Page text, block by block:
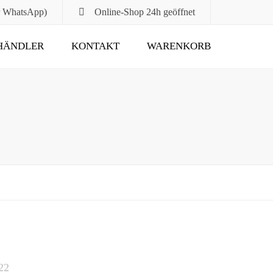
Online-Shop 24h geöffnet
Submit
KONTAKT WARENKORB